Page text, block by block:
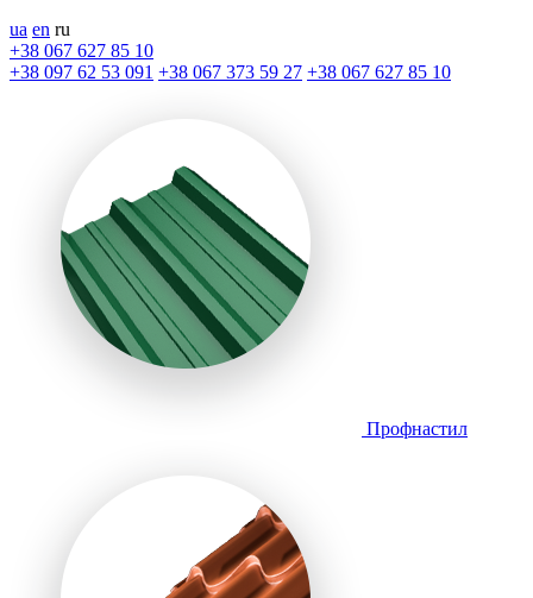
ua en ru
+38 067 627 85 10
+38 097 62 53 091 +38 067 373 59 27 +38 067 627 85 10
Профнастил